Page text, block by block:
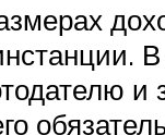
В
и